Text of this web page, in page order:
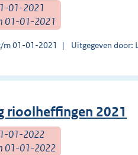
01-2021
01-01-2021
m 01-01-2021 Uitgegeven door:
rioolheffingen 2021
01-2022
01-01-2022